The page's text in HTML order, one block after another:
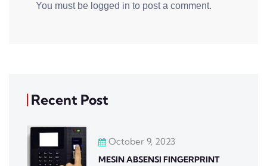
You must be logged in to post a comment.
Recent Post
October 9, 2023
MESIN ABSENSI FINGERPRINT